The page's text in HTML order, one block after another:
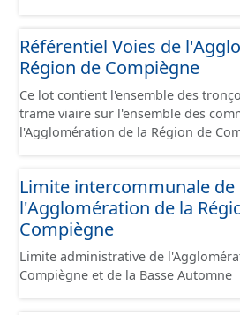
diverses : - SAGE, - GEMA (Gestion des Milieux
Aquatiques) - Ruissellement. Le ou les périmètres du
syndicat de la Brêche n'est pas
données.
Référentiel Voies de
Région de Compiègne
Ce lot contient l'ensemble des
trame viaire sur l'ensemble des
l'Agglomération de la Région de
peut-être nommé ou non par un
tronçon appartient à une ou deux
tronçon représente, le plus souvent,
chaussée. Les tronçons de voies sont topologiques : les
extrémités d’un tronçon
intersections ou des jonctions, sauf
Limite intercommunale de
l'Agglomération de la
Compiègne
Limite administrative de
Compiègne et de la Basse Automne